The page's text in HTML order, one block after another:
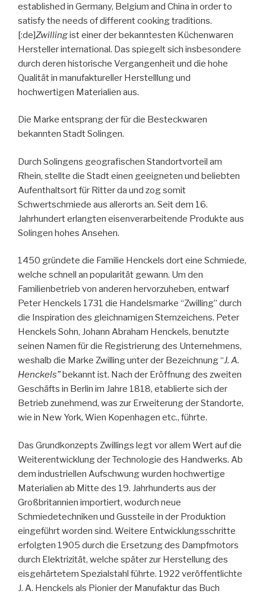
established in Germany, Belgium and China in order to
satisfy the needs of different cooking traditions.
[:de]Zwillingist einer der bekanntesten Küchenwaren
Hersteller international. Das spiegelt sich insbesondere
durch deren historische Vergangenheit und die hohe
Qualität in manufaktureller Herstelllung und
hochwertigen Materialien aus.
Die Marke entsprang der für die Besteckwaren
bekannten Stadt Solingen.
Durch Solingens geografischen Standortvorteil am
Rhein, stellte die Stadt einen geeigneten und beliebten
Aufenthaltsort für Ritter da und zog somit
Schwertschmiede aus allerorts an. Seit dem 16.
Jahrhundert erlangten eisenverarbeitende Produkte aus
Solingen hohes Ansehen.
1450 gründete die Familie Henckels dort eine Schmiede,
welche schnell an popularität gewann. Um den
Familienbetrieb von anderen hervorzuheben, entwarf
Peter Henckels 1731 die Handelsmarke “Zwilling” durch
die Inspiration des gleichnamigen Sternzeichens. Peter
Henckels Sohn, Johann Abraham Henckels, benutzte
seinen Namen für die Registrierung des Unternehmens,
weshalb die Marke Zwilling unter der Bezeichnung “J. A.
Henckels”bekannt ist. Nach der Eröffnung des zweiten
Geschäfts in Berlin im Jahre 1818, etablierte sich der
Betrieb zunehmend, was zur Erweiterung der Standorte,
wie in New York, Wien Kopenhagen etc., führte.
Das Grundkonzepts Zwillings legt vor allem Wert auf die
Weiterentwicklung der Technologie des Handwerks. Ab
dem industriellen Aufschwung wurden hochwertige
Materialien ab Mitte des 19. Jahrhunderts aus der
Großbritannien importiert, wodurch neue
Schmiedetechniken und Gussteile in der Produktion
eingeführt worden sind. Weitere Entwicklungsschritte
erfolgten 1905 durch die Ersetzung des Dampfmotors
durch Elektrizität, welche später zur Herstellung des
eisgehärtetem Spezialstahl führte. 1922 veröffentlichte
J. A. Henckels als Pionier der Manufaktur das Buch